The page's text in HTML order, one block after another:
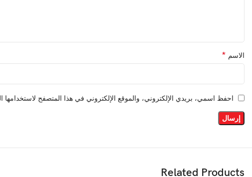
الاسم *
احفظ اسمي، بريدي الإلكتروني، والموقع الإلكتروني في هذا المتصفح لاستخدامها
Related Products